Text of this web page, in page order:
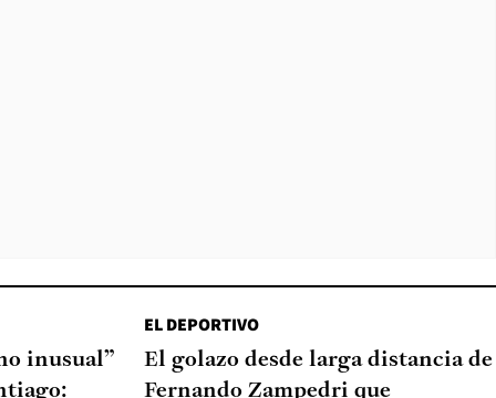
inusual”
EL DEPORTIVO
El golazo desde larga distancia de
Fernando Zampedri que